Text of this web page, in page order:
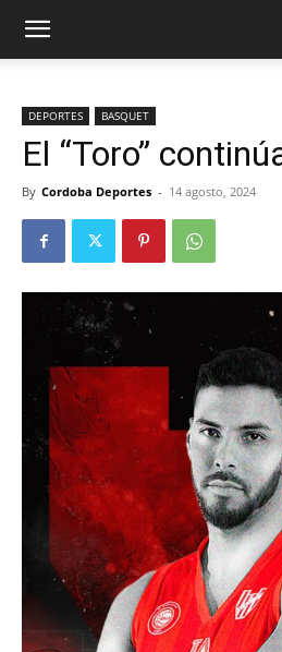
DEPORTES BASQUET
El “Toro”
By Cordoba Deportes - 14 agosto, 2024